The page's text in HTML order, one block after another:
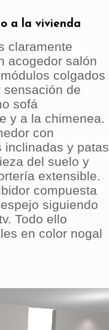
a la vivienda
claramente
acogedor salón
colgados
sensación de
sofá
y a la chimenea.
con
inclinadas y patas
del suelo y
extensible.
compuesta
siguiendo
Todo ello
en color nogal